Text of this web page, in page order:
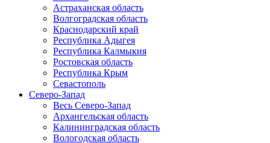
Астраханская область
Волгоградская область
Краснодарский край
Республика Адыгея
Республика Калмыкия
Ростовская область
Республика Крым
Севастополь
Северо-Запад
Весь Северо-Запад
Архангельская область
Калининградская область
Вологодская область